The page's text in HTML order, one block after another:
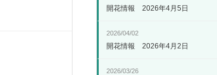
開花情報 2026年4月5日
2026/04/02
開花情報 2026年4月2日
2026/03/26